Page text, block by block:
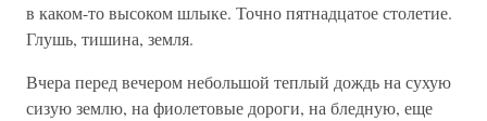
в каком-то высоком шлыке. Точно пятнадцатое столетие.
Глушь, тишина, земля.
Вчера перед вечером небольшой теплый дождь на сухую
сизую землю, на фиолетовые дороги, на бледную, еще